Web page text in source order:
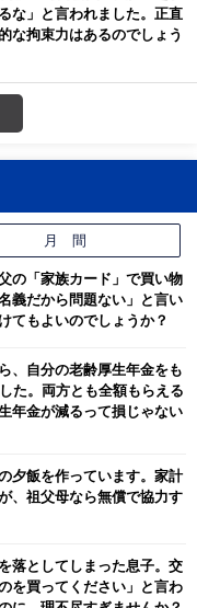
な」と言われました。正直
な拘束力はあるのでしょう
月 間
の「家族カード」で買い物
義だから問題ない」と言い
てもよいのでしょうか？
、自分の老齢厚生年金をも
た。両方とも全額もらえる
年金が減るって損じゃない
夕飯を作っています。家計
、祖父母なら無償で協力す
落としてしまった息子。交
を買ってください」と言わ